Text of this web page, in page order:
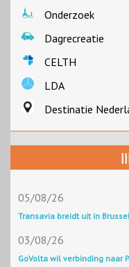
Onderzoek
Dagrecreatie
CELTH
LDA
Destinatie
05/08/26
Transavia breidt uit in
03/08/26
GoVolta wil verbinding naar